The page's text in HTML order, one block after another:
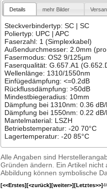
Details mehr Bilder
Steckverbindertyp: SC | SC
Poliertyp: UPC | APC
Faserzahl: 1 (Simplexkabel)
Außendurchmesser: 2.0mm
Fasermodus: OS2 9/125µm
Faserqualität: G.657.A1
Wellenlänge: 1310/1550nm
Einfügedämpfung: <=0.2dB
Rückflussdämpfung: >50dB
Mindestbiegeradius: 10mm
Dämpfung bei 1310nm: 0.36
Dämpfung bei 1550nm: 0.22
Mantelmaterial: LSZH
Betriebstemperatur: -20 70°C
Lagertemperatur: -20 85°C
Alle Angaben sind
Gründen ändern. Ein Artikel
Abbildung können symbolische
[<<Erstes][<zurück][weiter>][Letztes>>]